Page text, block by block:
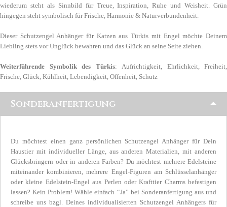
wiederum steht als Sinnbild für Treue, Inspiration, Ruhe und Weisheit. Grün
hingegen steht symbolisch für Frische, Harmonie & Naturverbundenheit.
Dieser Schutzengel Anhänger für Katzen aus Türkis mit Engel möchte Deinem
Liebling stets vor Unglück bewahren und das Glück an seine Seite ziehen.
Weiterführende Symbolik des Türkis: Aufrichtigkeit, Ehrlichkeit, Freiheit,
Frische, Glück, Kühlheit, Lebendigkeit, Offenheit, Schutz
Sonderanfertigung
Du möchtest einen ganz persönlichen Schutzengel Anhänger für Dein
Haustier mit individueller Länge, aus anderen Materialien, mit anderen
Glücksbringern oder in anderen Farben? Du möchtest mehrere Edelsteine
miteinander kombinieren, mehrere Engel-Figuren am Schlüsselanhänger
oder kleine Edelstein-Engel aus Perlen oder Krafttier Charms befestigen
lassen? Kein Problem! Wähle einfach “Ja” bei Sonderanfertigung aus und
schreibe uns bzgl. Deines individualisierten Schutzengel Anhängers für